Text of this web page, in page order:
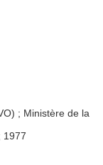
; Ministère de la
1977